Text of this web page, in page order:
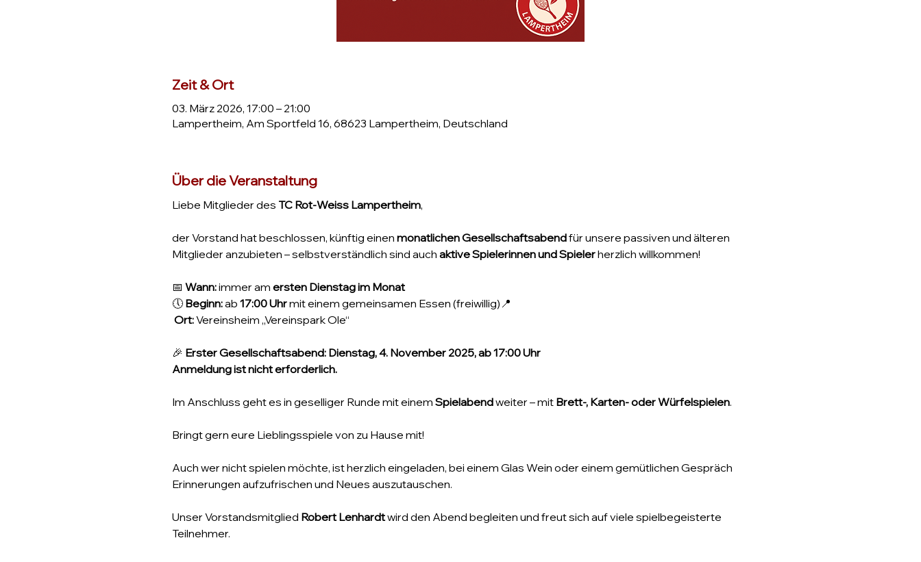
Zeit & Ort
03. März 2026, 17:00 – 21:00
Lampertheim, Am Sportfeld 16, 68623 Lampertheim, Deutschland
Über die Veranstaltung
Liebe Mitglieder des TC Rot-Weiss Lampertheim,
der Vorstand hat beschlossen, künftig einen monatlichen Gesellschaftsabend für unsere passiven und älteren
Mitglieder anzubieten – selbstverständlich sind auch aktive Spielerinnen und Spieler herzlich willkommen!
📅 Wann: immer am ersten Dienstag im Monat
🕔 Beginn: ab 17:00 Uhr mit einem gemeinsamen Essen (freiwillig)📍
Ort: Vereinsheim „Vereinspark Ole“
🎉 Erster Gesellschaftsabend: Dienstag, 4. November 2025, ab 17:00 Uhr
Anmeldung ist nicht erforderlich.
Im Anschluss geht es in geselliger Runde mit einem Spielabend weiter – mit Brett-, Karten- oder Würfelspielen.
Bringt gern eure Lieblingsspiele von zu Hause mit!
Auch wer nicht spielen möchte, ist herzlich eingeladen, bei einem Glas Wein oder einem gemütlichen Gespräch
Erinnerungen aufzufrischen und Neues auszutauschen.
Unser Vorstandsmitglied Robert Lenhardt wird den Abend begleiten und freut sich auf viele spielbegeisterte
Teilnehmer.